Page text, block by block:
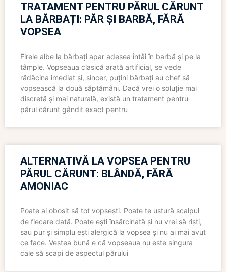
TRATAMENT PENTRU PĂRUL CĂRUNT
LA BĂRBAȚI: PĂR ȘI BARBĂ, FĂRĂ
VOPSEA
Firele albe la bărbați apar adesea întâi în barbă și pe la
tâmple. Vopseaua clasică arată artificial, se vede
rădăcina imediat și, sincer, puțini bărbați au chef să
vopsească la două săptămâni. Dacă vrei o soluție mai
discretă și mai naturală, există un tratament pentru
părul cărunt gândit exact pentru
ALTERNATIVĂ LA VOPSEA PENTRU
PĂRUL CĂRUNT: BLÂNDĂ, FĂRĂ
AMONIAC
Poate ai obosit să tot vopsești. Poate te ustură scalpul
de fiecare dată. Poate ești însărcinată și nu vrei să riști,
sau pur și simplu ești alergică la vopsea și nu ai mai avut
ce face. Vestea bună e că vopseaua nu este singura
cale să scapi de aspectul părului